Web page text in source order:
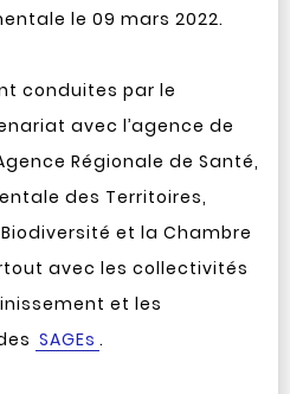
le 09 mars 2022.
conduites par le
avec l’agence de
Régionale de Santé,
des Territoires,
et la Chambre
avec les collectivités
et les
SAGEs .